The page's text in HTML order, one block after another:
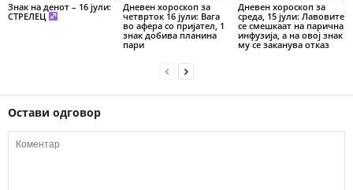
Знак на денот – 16 јули:
СТРЕЛЕЦ
Дневен хороскоп за
четврток 16 јули: Вага
во афера со пријател, 1
знак добива планина
пари
Дневен хороскоп за
среда, 15 јули: Лавовите
се смешкаат на парична
инфузија, а на овој знак
му се заканува отказ
Остави одговор